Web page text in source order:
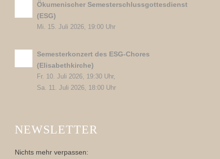
Ökumenischer Semesterschlussgottesdienst
(ESG)
Mi. 15. Juli 2026, 19:00 Uhr
Semesterkonzert des ESG-Chores
(Elisabethkirche)
Fr. 10. Juli 2026, 19:30 Uhr,
Sa. 11. Juli 2026, 18:00 Uhr
NEWSLETTER
Nichts mehr verpassen: